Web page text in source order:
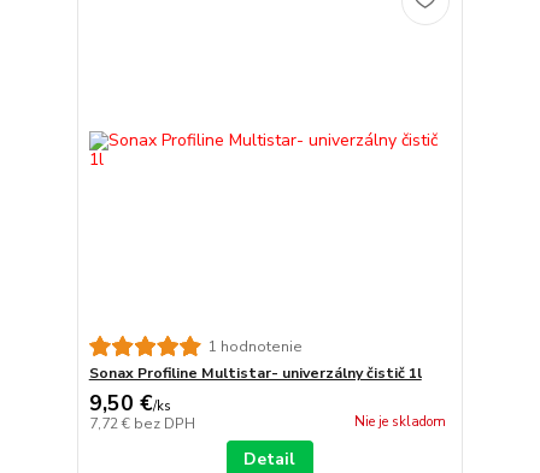
1 hodnotenie
Sonax Profiline Multistar- univerzálny čistič 1l
9,50 €/ks
7,72 € bez DPH Nie je skladom
Detail